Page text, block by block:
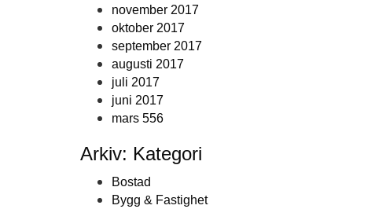
november 2017
oktober 2017
september 2017
augusti 2017
juli 2017
juni 2017
mars 556
Arkiv: Kategori
Bostad
Bygg & Fastighet